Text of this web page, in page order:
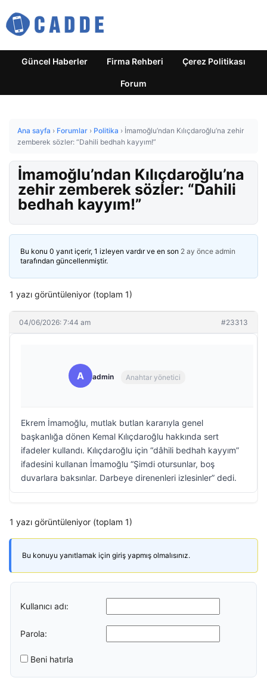
Güncel Haberler Firma Rehberi Çerez Politikası
Forum
Ana sayfa › Forumlar › Politika › İmamoğlu’ndan Kılıçdaroğlu’na zehir
zemberek sözler: “Dahili bedhah kayyım!”
İmamoğlu’ndan Kılıçdaroğlu’na
zehir zemberek sözler: “Dahili
bedhah kayyım!”
Bu konu 0 yanıt içerir, 1 izleyen vardır ve en son 2 ay önce admin
tarafından güncellenmiştir.
1 yazı görüntüleniyor (toplam 1)
04/06/2026: 7:44 am #23313
A admin Anahtar yönetici
Ekrem İmamoğlu, mutlak butlan kararıyla genel
başkanlığa dönen Kemal Kılıçdaroğlu hakkında sert
ifadeler kullandı. Kılıçdaroğlu için “dâhili bedhah kayyım”
ifadesini kullanan İmamoğlu “Şimdi otursunlar, boş
duvarlara baksınlar. Darbeye direnenleri izlesinler” dedi.
1 yazı görüntüleniyor (toplam 1)
Bu konuyu yanıtlamak için giriş yapmış olmalısınız.
Kullanıcı adı:
Parola:
Beni hatırla